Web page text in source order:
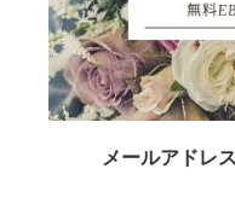
メールアドレ